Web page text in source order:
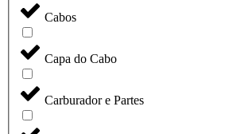
Cabos
Capa do Cabo
Carburador e Partes